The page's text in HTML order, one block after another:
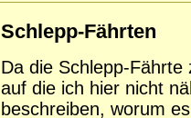
Schlepp-Fährten
Da die Schlepp-Fährte
auf die ich hier nicht
beschreiben, worum